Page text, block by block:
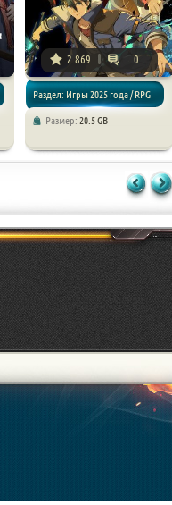
2 869 0
Раздел: Игры 2025 года / RPG
Размер: 20.5 GB